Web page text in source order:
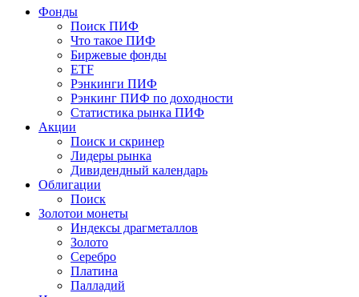
Фонды
Поиск ПИФ
Что такое ПИФ
Биржевые фонды
ETF
Рэнкинги ПИФ
Рэнкинг ПИФ по доходности
Статистика рынка ПИФ
Акции
Поиск и скринер
Лидеры рынка
Дивидендный календарь
Облигации
Поиск
Золотои монеты
Индексы драгметаллов
Золото
Серебро
Платина
Палладий